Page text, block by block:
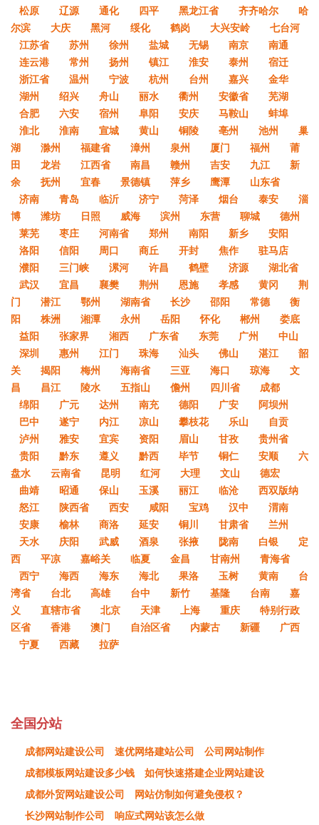
松原 辽源 通化 四平 黑龙江省 齐齐哈尔
哈
尔滨
大庆 黑河 绥化 鹤岗 大兴安岭
七台河
江苏省
苏州 徐州 盐城 无锡 南京
南通
连云港
常州 扬州 镇江 淮安 泰州
宿迁
浙江省
温州 宁波 杭州 台州 嘉兴
金华
湖州
绍兴 舟山 丽水 衢州 安徽省
芜湖
合肥
六安 宿州 阜阳 安庆 马鞍山
蚌埠
淮北
淮南 宣城 黄山 铜陵 亳州 池州
巢
湖
滁州 福建省 漳州 泉州 厦门 福州
莆
田
龙岩 江西省 南昌 赣州 吉安 九江
新
余
抚州 宜春 景德镇 萍乡 鹰潭
山东省
济南
青岛 临沂 济宁 菏泽 烟台 泰安
淄
博
潍坊 日照 威海 滨州 东营 聊城
德州
莱芜
枣庄 河南省 郑州 南阳 新乡
安阳
洛阳
信阳 周口 商丘 开封 焦作
驻马店
濮阳
三门峡 漯河 许昌 鹤壁 济源
湖北省
武汉
宜昌 襄樊 荆州 恩施 孝感 黄冈
荆
门
潜江 鄂州 湖南省 长沙 邵阳 常德
衡
阳
株洲 湘潭 永州 岳阳 怀化 郴州
娄底
益阳
张家界 湘西 广东省 东莞 广州
中山
深圳
惠州 江门 珠海 汕头 佛山 湛江
韶
关
揭阳 梅州 海南省 三亚 海口 琼海
文
昌
昌江 陵水 五指山 儋州 四川省
成都
绵阳
广元 达州 南充 德阳 广安
阿坝州
巴中
遂宁 内江 凉山 攀枝花 乐山
自贡
泸州
雅安 宜宾 资阳 眉山 甘孜
贵州省
贵阳
黔东 遵义 黔西 毕节 铜仁 安顺
六
盘水
云南省 昆明 红河 大理 文山
德宏
曲靖
昭通 保山 玉溪 丽江 临沧
西双版纳
怒江
陕西省 西安 咸阳 宝鸡 汉中
渭南
安康
榆林 商洛 延安 铜川 甘肃省
兰州
天水
庆阳 武威 酒泉 张掖 陇南 白银
定
西
平凉 嘉峪关 临夏 金昌 甘南州
青海省
西宁
海西 海东 海北 果洛 玉树 黄南
台
湾省
台北 高雄 台中 新竹 基隆 台南
嘉
义
直辖市省 北京 天津 上海 重庆
特别行政
区省
香港 澳门 自治区省 内蒙古 新疆
广西
宁夏
西藏 拉萨
全国分站
成都网站建设公司 速优网络建站公司
公司网站制作
成都模板网站建设多少钱
如何快速搭建企业网站建设
成都外贸网站建设公司
网站仿制如何避免侵权？
长沙网站制作公司
响应式网站该怎么做